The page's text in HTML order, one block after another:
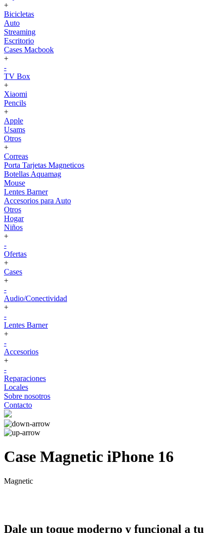
+
Bicicletas
Auto
Streaming
Escritorio
Cases Macbook
+
-
TV Box
+
Xiaomi
Pencils
+
Apple
Usams
Otros
+
Correas
Porta Tarjetas Magneticos
Botellas Aquamag
Mouse
Lentes Barner
Accesorios para Auto
Otros
Hogar
Niños
+
-
Ofertas
+
Cases
+
-
Audio/Conectividad
+
-
Lentes Barner
+
-
Accesorios
+
-
Reparaciones
Locales
Sobre nosotros
Contacto
Case Magnetic iPhone 16
Magnetic
Dale un toque moderno y funcional a tu